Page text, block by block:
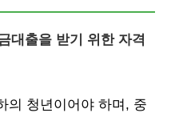
대출을 받기 위한 자격
의 청년이어야 하며, 중